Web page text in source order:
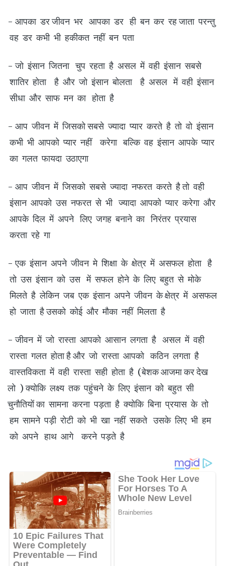
- आपका डर जीवन भर आपका डर ही बन कर रह जाता परन्तु
वह डर कभी भी हकीकत नहीं बन पता
- जो इंसान जितना चुप रहता है असल में वही इंसान सबसे
शातिर होता है और जो इंसान बोलता है असल में वही इंसान
सीधा और साफ मन का होता है
- आप जीवन में जिसको सबसे ज्यादा प्यार करते है तो वो इंसान
कभी भी आपको प्यार नहीं करेगा बल्कि वह इंसान आपके प्यार
का गलत फायदा उठाएगा
- आप जीवन में जिसको सबसे ज्यादा नफरत करते है तो वही
इंसान आपको उस नफरत से भी ज्यादा आपको प्यार करेगा और
आपके दिल में अपने लिए जगह बनाने का निरंतर प्रयास
करता रहे गा
- एक इंसान अपने जीवन मे शिक्षा के क्षेत्र में असफल होता है
तो उस इंसान को उस में सफल होने के लिए बहुत से मोके
मिलते है लेकिन जब एक इंसान अपने जीवन के क्षेत्र में असफल
हो जाता है उसको कोई और मौका नहीं मिलता है
- जीवन में जो रास्ता आपको आसान लगता है असल में वही
रास्ता गलत होता है और जो रास्ता आपको कठिन लगता है
वास्तविकता में वही रास्ता सही होता है (बेशक आजमा कर देख
लो ) क्योकि लक्ष्य तक पहुंचने के लिए इंसान को बहुत सी
चुनौतियों का सामना करना पड़ता है क्योकि बिना प्रयास के तो
हम सामने पड़ी रोटी को भी खा नहीं सकते उसके लिए भी हम
को अपने हाथ आगे करने पड़ते है